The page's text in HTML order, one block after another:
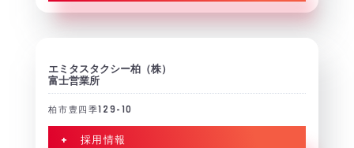
エミタスタクシー柏（株）
富士営業所
柏市豊四季129-10
+ 採用情報